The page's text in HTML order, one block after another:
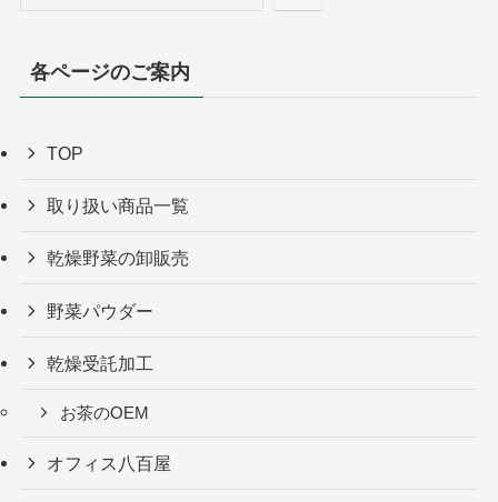
各ページのご案内
TOP
取り扱い商品一覧
乾燥野菜の卸販売
野菜パウダー
乾燥受託加工
お茶のOEM
オフィス八百屋